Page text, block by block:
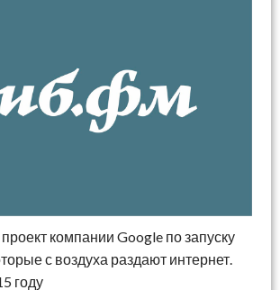
компании Google по запуску
с воздуха раздают интернет.
году